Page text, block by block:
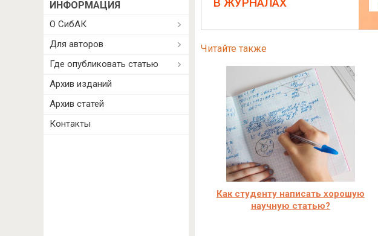
Читайте также
Как студенту написать хорошую
научную статью?
ИНФОРМАЦИЯ
О СибАК
Для авторов
Где опубликовать статью
Архив изданий
Архив статей
Контакты